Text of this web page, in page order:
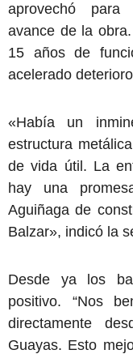
aprovechó para
avance de la
15 años de
acelerado
«Había un
estructura
de vida útil. La
hay una
Aguiñaga de
Balzar», indicó la
Desde ya los
positivo. “Nos
directamente
Guayas. Esto